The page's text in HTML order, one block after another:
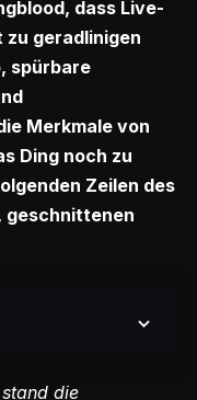
dass Live-
geradlinigen
spürbare
Merkmale von
Ding noch zu
Zeilen des
geschnittenen
die